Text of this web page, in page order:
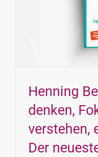
Henning
denken,
verstehen,
Der